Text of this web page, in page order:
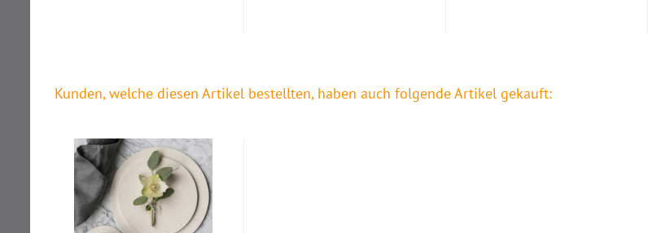
Kunden, welche diesen Artikel bestellten, haben auch folgende Artikel gekauft: